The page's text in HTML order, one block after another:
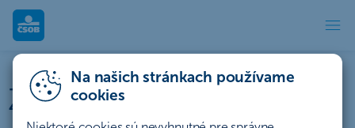
Na našich stránkach používame
cookies
Zaisťovacie produkty
Zaisťovacie (hedžingové)